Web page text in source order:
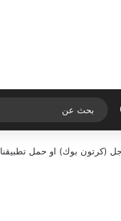
الوضع المظلم
(كرتون بوك) او حمل تطبيقنا